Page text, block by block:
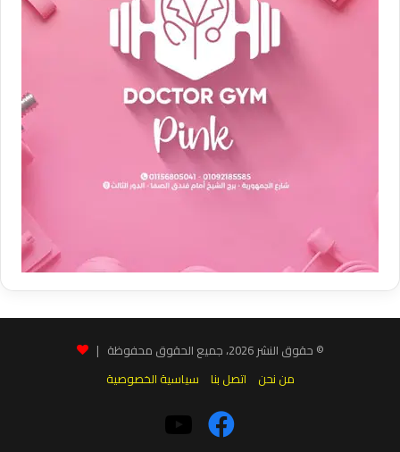
© حقوق النشر 2026، جميع الحقوق محفوظة |
من نحن
اتصل بنا سياسية الخصوصية
فيسبوك